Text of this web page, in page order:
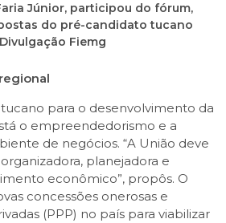
Júnior, participou do fórum,
do pré-candidato tucano
Fiemg
para o desenvolvimento da
o empreendedorismo e a
de negócios. “A União deve
planejadora e
econômico”, propôs. O
concessões onerosas e
(PPP) no país para viabilizar